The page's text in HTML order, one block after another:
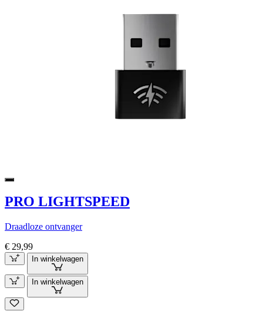
PRO LIGHTSPEED
Draadloze ontvanger
€ 29,99
In winkelwagen
In winkelwagen